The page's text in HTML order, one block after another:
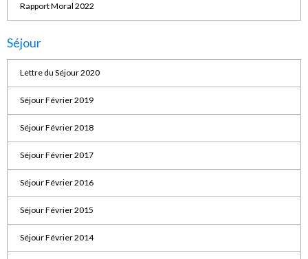
Rapport Moral 2022
Séjour
Lettre du Séjour 2020
Séjour Février 2019
Séjour Février 2018
Séjour Février 2017
Séjour Février 2016
Séjour Février 2015
Séjour Février 2014